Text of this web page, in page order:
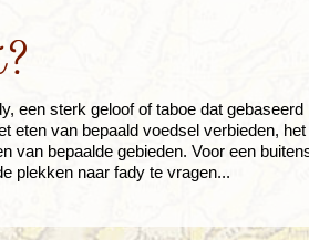
een sterk geloof of taboe dat
van bepaald voedsel verbieden,
van bepaalde gebieden. Voor een
plekken naar fady te vragen...